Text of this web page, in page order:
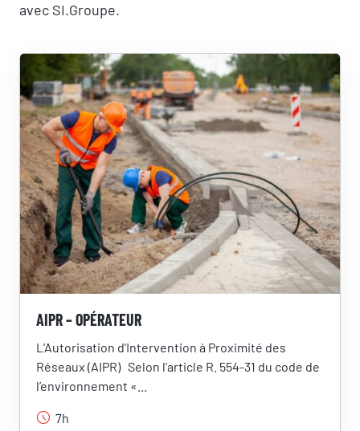
avec SI.Groupe.
AIPR – OPÉRATEUR
L’Autorisation d’Intervention à Proximité des
Réseaux (AIPR) Selon l’article R. 554-31 du code de
l’environnement «...
7h